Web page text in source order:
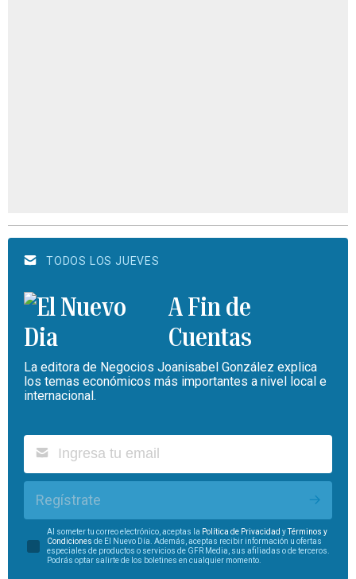
TODOS LOS JUEVES
A Fin de
Cuentas
La editora de Negocios Joanisabel González explica
los temas económicos más importantes a nivel local e
internacional.
Regístrate
Al someter tu correo electrónico, aceptas la Política de Privacidad yTérminos y
Condiciones de El Nuevo Día. Además, aceptas recibir información u ofertas
especiales de productos o servicios de GFR Media, sus afiliadas o de terceros.
Podrás optar salirte de los boletines en cualquier momento.